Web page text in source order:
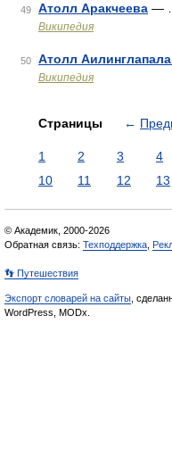
49 Атолл Аракчеева — …
Википедия
50 Атолл
Википедия
Страницы ←
1 2 3 4
10
11 12 13
© Академик, 2000-2026
Обратная связь: Техподдержка
👣 Путешествия
Экспорт словарей на сайты ,
WordPress, MODx.